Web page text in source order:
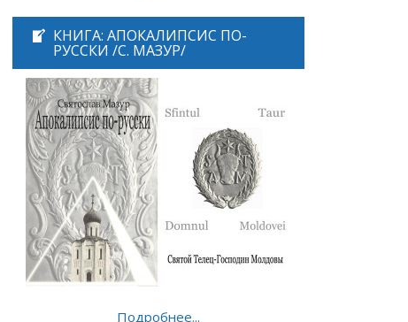
КНИГА: АПОКАЛИПСИС ПО-
РУССКИ /С. МАЗУР/
Подробнее...